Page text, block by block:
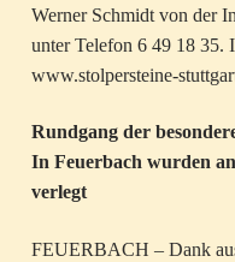
Werner Schmidt von der
unter Telefon 6 49 18 35.
www.stolpersteine-
Rundgang der
In Feuerbach wurden
verlegt
FEUERBACH – Dank